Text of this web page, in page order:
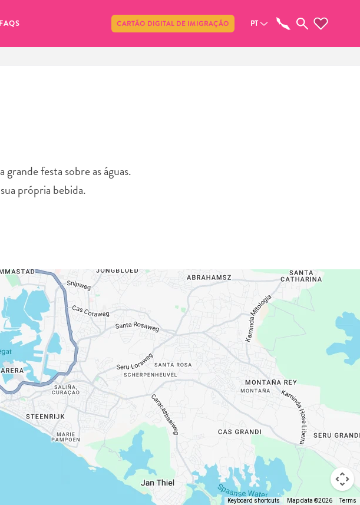
FAQS CARTÃO DIGITAL DE IMIGRAÇÃO PT
festa sobre as águas.
própria bebida.
Keyboard shortcuts Map data ©2026 Terms
Compartilhar